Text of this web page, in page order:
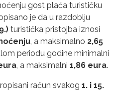
gost plaća turističku
je da u razdoblju
turistička pristojba iznosi
, a maksimalno 2,65
periodu godine minimalni
, a maksimalni 1,86 eura.
račun svakog 1. i 15.